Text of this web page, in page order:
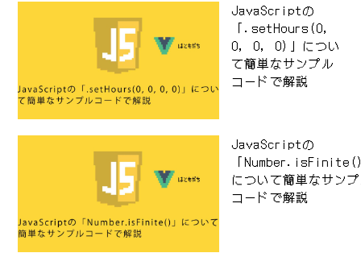
JavaScriptの
「.setHours(0,
0, 0, 0)」につい
て簡単なサンプル
コードで解説
JavaScriptの
「
について簡単なサン
コードで解説